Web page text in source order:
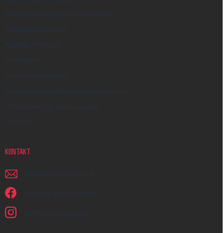
Allgemeine Geschäftsbedingungen
Datenschutzhinweis
Kontakt-Formular
Impressum
Widerrufsbelehrung
Reklamation und Beschwerdeverfahren
Versandarten & Zahlungsarten
Über uns
KONTAKT
schreiben @ earplugs.at
Wir sind auf Facebook!
earmazing_earplugs